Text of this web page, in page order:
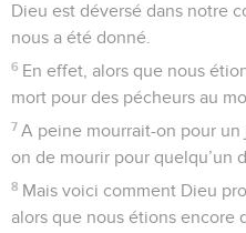
Dieu est déversé dans notre
nous a été donné.
6 En effet, alors que nous
mort pour des pécheurs au
7 A peine mourrait-on pour
on de mourir pour quelqu’un
8 Mais voici comment Dieu
alors que nous étions encore